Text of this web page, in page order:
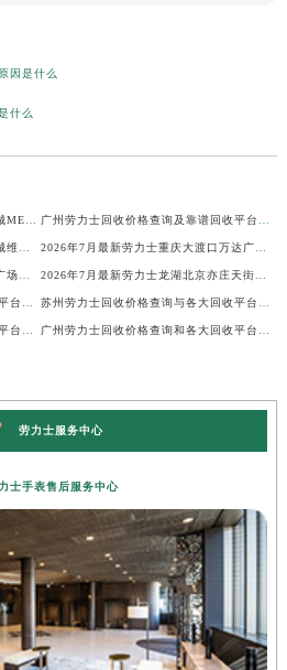
因是什么
什么
劳力士服务中心
士手表售后服务中心